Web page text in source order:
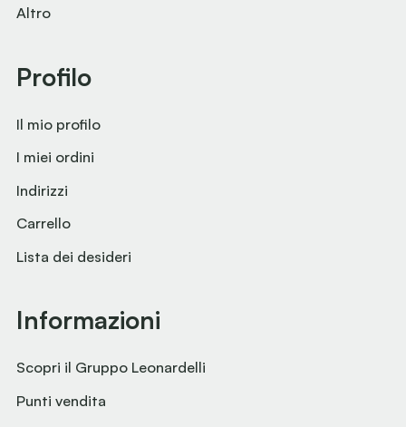
Altro
Profilo
Il mio profilo
I miei ordini
Indirizzi
Carrello
Lista dei desideri
Informazioni
Scopri il Gruppo Leonardelli
Punti vendita